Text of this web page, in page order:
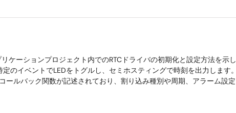
ケーションプロジェクト内でのRTCドライバの初期化と設定方法を示し
のイベントでLEDをトグルし、セミホスティングで時刻を出力します。
ルバック関数が記述されており、割り込み種別や周期、アラーム設定